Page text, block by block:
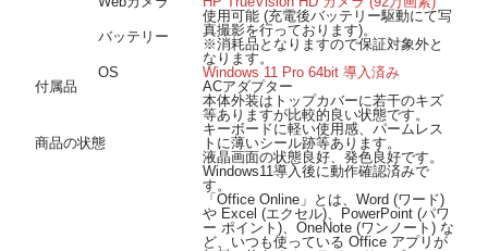
バッテリー
使用可能 (充電後バッテリー駆動にて写
真撮影を行っております)。
※消耗品となりますので保証対象外と
なります。
OS
Windows 11 Pro 64bit 導入済み
付属品
ACアダプター
商品の状態
本体外装はトップカバーに若干のキズ
等ありますが比較的良い状態です。
キーボードに軽い使用感、パームレス
トに薄いシール跡等あります。
液晶画面の状態良好、発色良好です。
Windows11導入後に動作確認済みで
す。
「Office Online」とは、Word (ワード)
や Excel (エクセル)、PowerPoint (パワ
ー ポイント)、OneNote (ワンノート) な
ど、いつも使っている Office アプリが